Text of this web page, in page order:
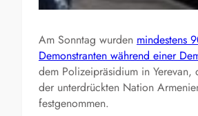
Am Sonntag wurden mindestens
Demonstranten während einer
dem Polizeipräsidium in Yerevan,
der unterdrückten Nation
festgenommen.